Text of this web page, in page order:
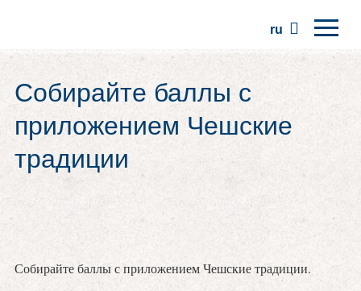
ru
Регионы
Традиции
Экскурсии
Собирайте баллы с
приложением Чешские
традиции
Собирайте баллы с приложением Чешские традиции.